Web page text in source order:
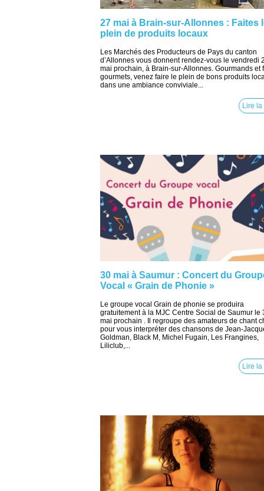
27 mai à Brain-sur-Allonnes : Faites
plein de produits locaux
Les Marchés des Producteurs de Pays du canton
d’Allonnes vous donnent rendez-vous le vendredi
mai prochain, à Brain-sur-Allonnes. Gourmands et
gourmets, venez faire le plein de bons produits
dans une ambiance conviviale...
Lire la
30 mai à Saumur : Concert du
Vocal « Grain de Phonie »
Le groupe vocal Grain de phonie se produira
gratuitement à la MJC Centre Social de Saumur le
mai prochain . Il regroupe des amateurs de chant
pour vous interpréter des chansons de Jean-
Goldman, Black M, Michel Fugain, Les Frangines,
Liliclub,...
Lire la